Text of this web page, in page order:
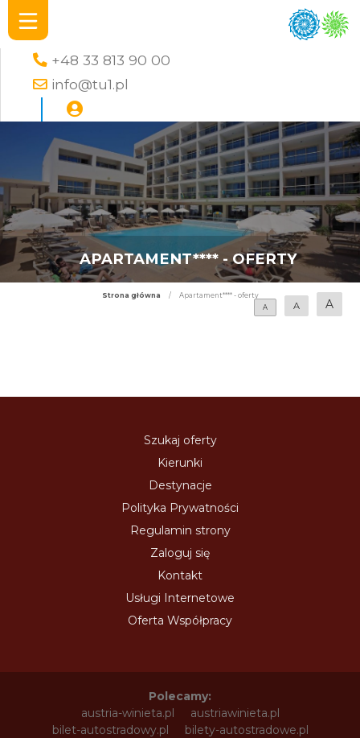
+48 33 813 90 00
info@tu1.pl
APARTAMENT**** - OFERTY
Strona główna /
Apartament**** - oferty
A
A A
Szukaj oferty
Kierunki
Destynacje
Polityka Prywatności
Regulamin strony
Zaloguj się
Kontakt
Usługi Internetowe
Oferta Współpracy
Polecamy:
austria-winieta.pl
austriawinieta.pl
bilet-autostradowy.pl
bilety-autostradowe.pl